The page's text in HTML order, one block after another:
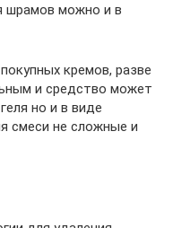
шрамов можно и в
кремов, разве
и средство может
но и в виде
смеси не сложные и